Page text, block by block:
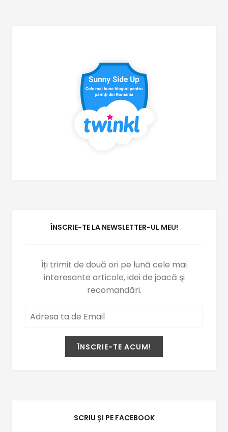
ÎNSCRIE-TE LA NEWSLETTER-UL MEU!
Îți trimit de două ori pe lună cele mai
interesante articole, idei de joacă şi
recomandări.
SCRIU ȘI PE FACEBOOK